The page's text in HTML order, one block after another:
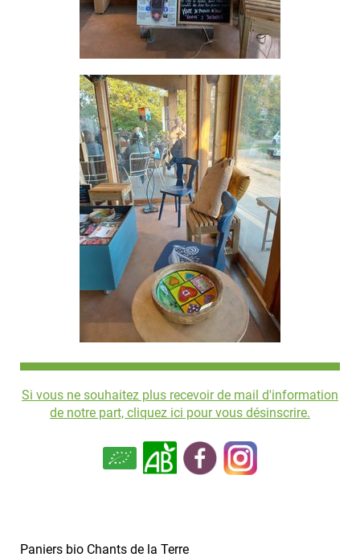
Si vous ne souhaitez plus recevoir de mail d'information
de notre part, cliquez ici pour vous désinscrire.
Paniers bio Chants de la Terre